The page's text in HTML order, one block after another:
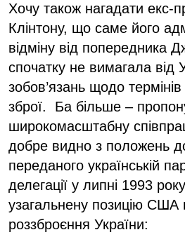
Хочу також нагадати екс-
Клінтону, що саме його
відміну від попередника
спочатку не вимагала від
зобов’язань щодо
зброї. Ба більше –
широкомасштабну
добре видно з положень
переданого українській
делегації у липні 1993
узагальнену позицію
роззброєння України: